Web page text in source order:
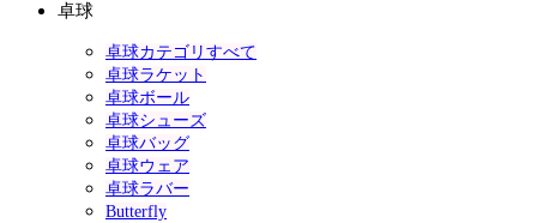
卓球
卓球カテゴリすべて
卓球ラケット
卓球ボール
卓球シューズ
卓球バッグ
卓球ウェア
卓球ラバー
Butterfly